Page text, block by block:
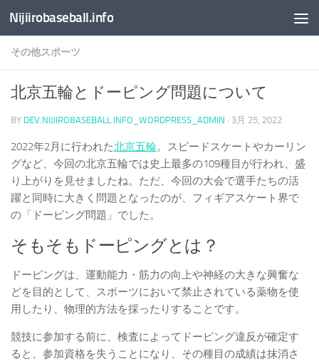
コンテンツへスキップ
Nijiirobaseball.info
その他スポーツ
北京五輪とドーピング問題について
BY DEV.NIJIIROBASEBALL.INFO_WORDPRESS_ADMIN · 3月 25, 2022
2022年2月に行われた北京五輪。スピードスケートやカーリン
グなど、今回の北京五輪では史上最多の109種目が行われ、盛
り上がりを見せましたね。ただ、今回の大会で選手たちの活
躍と同時に大きく問題となったのが、フィギアスケート界で
の「ドーピング問題」でした。
そもそもドーピングとは？
ドーピングは、運動能力・筋力の向上や神経の大きな興奮な
どを目的として、スポーツにおいて禁止されている薬物を使
用したり、物理的方法を採ったりすることです。
競技に参加する前に、検査によってドーピング違反が確定す
ると、参加資格を失うことになり、その種目の成績は抹消さ